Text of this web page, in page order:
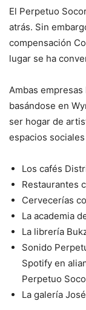
El Perpetuo
atrás. Sin
compensación
lugar se ha
Ambas
basándose en
ser hogar de
espacios
Los cafés
Restaurantes
Cervecerías
La academia
La librería
Sonido
Spotify en
Perpetuo
La galería